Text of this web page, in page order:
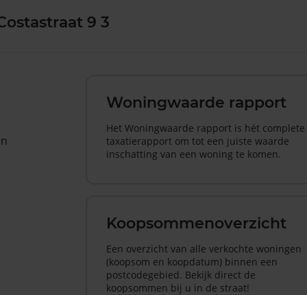
9 3
Woningwaarde rapport
Het Woningwaarde rapport is hét complete
taxatierapport om tot een juiste waarde
inschatting van een woning te komen.
Koopsommenoverzicht
Een overzicht van alle verkochte woningen
(koopsom en koopdatum) binnen een
postcodegebied. Bekijk direct de
koopsommen bij u in de straat!